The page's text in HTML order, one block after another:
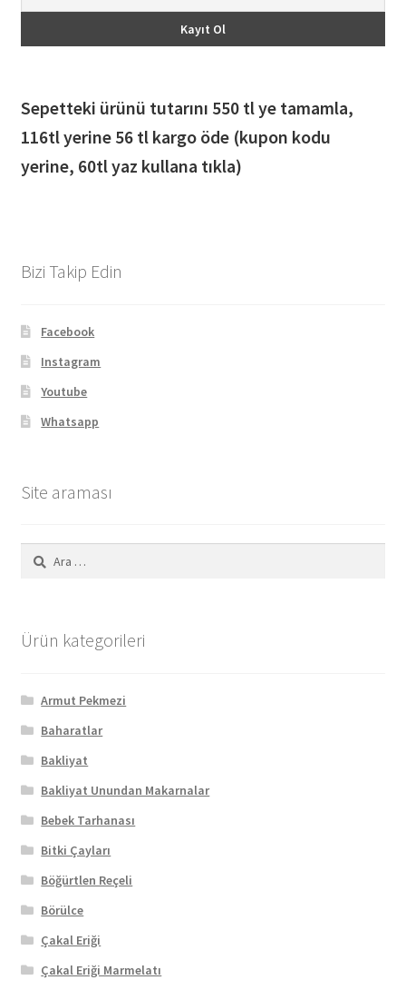
Sepetteki ürünü tutarını 550 tl ye tamamla,
116tl yerine 56 tl kargo öde (kupon kodu
yerine, 60tl yaz kullana tıkla)
Bizi Takip Edin
Facebook
Instagram
Youtube
Whatsapp
Site araması
Arama:
Ürün kategorileri
Armut Pekmezi
Baharatlar
Bakliyat
Bakliyat Unundan Makarnalar
Bebek Tarhanası
Bitki Çayları
Böğürtlen Reçeli
Börülce
Çakal Eriği
Çakal Eriği Marmelatı